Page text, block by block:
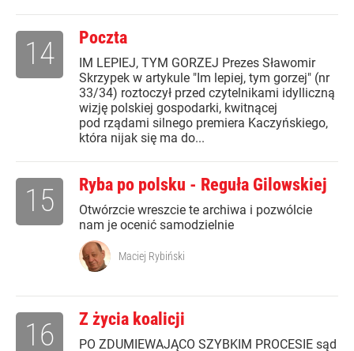
Poczta
IM LEPIEJ, TYM GORZEJ Prezes Sławomir
Skrzypek w artykule "Im lepiej, tym gorzej" (nr
33/34) roztoczył przed czytelnikami idylliczną
wizję polskiej gospodarki, kwitnącej
pod rządami silnego premiera Kaczyńskiego,
która nijak się ma do...
14
Ryba po polsku - Reguła Gilowskiej
Otwórzcie wreszcie te archiwa i pozwólcie
nam je ocenić samodzielnie
15
Maciej Rybiński
Z życia koalicji
PO ZDUMIEWAJĄCO SZYBKIM PROCESIE sąd
16